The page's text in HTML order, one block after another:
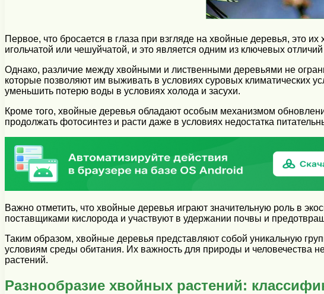
Первое, что бросается в глаза при взгляде на хвойные деревья, это
игольчатой или чешуйчатой, и это является одним из ключевых
Однако, различие между хвойными и лиственными деревьями не
которые позволяют им выживать в условиях суровых климатических
уменьшить потерю воды в условиях холода и засухи.
Кроме того, хвойные деревья обладают особым механизмом
продолжать фотосинтез и расти даже в условиях недостатка
Важно отметить, что хвойные деревья играют значительную роль в
поставщиками кислорода и участвуют в удержании почвы и
Таким образом, хвойные деревья представляют собой уникальную
условиям среды обитания. Их важность для природы и человечества
растений.
Разнообразие хвойных растений: